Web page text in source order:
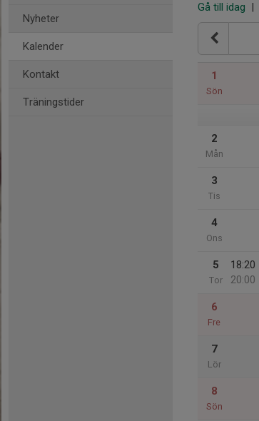
Nyheter
Kalender
Kontakt
Träningstider
Gå till idag |
1
Sön
2
Mån
3
Tis
4
Ons
5
Tor
18:20
20:00
6
Fre
7
Lör
8
Sön